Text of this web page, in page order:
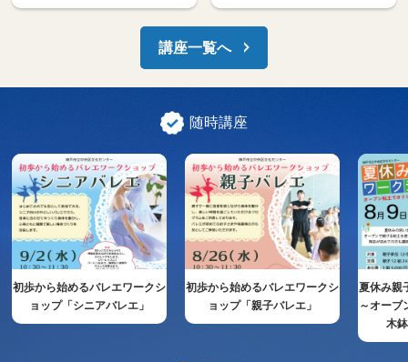
講座一覧へ
随時講座
初歩から始めるバレエワークシ
ョップ「シニアバレエ」
初歩から始めるバレエワークシ
ョップ「親子バレエ」
夏休み親
～オーブ
木